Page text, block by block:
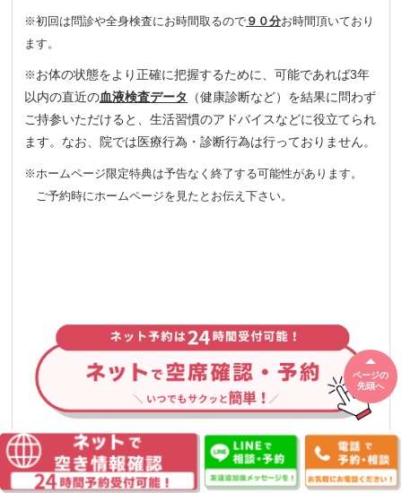
※初回は問診や全身検査にお時間取るので ９０分お時間頂いており
ます。
※ お体の状態をより正確に把握するために、可能であれば3年
以内の直近の血液検査データ
（健康診断など）を結果に問わず
ご持参いただけると、生活習慣のアドバイスなどに役立てられ
ます。なお、院では医療行為・診断行為は行っておりません。
※ホームページ限定特典は予告なく終了する可能性があります。
ご予約時にホームページを見たとお伝え下さい。
ページの
先頭へ